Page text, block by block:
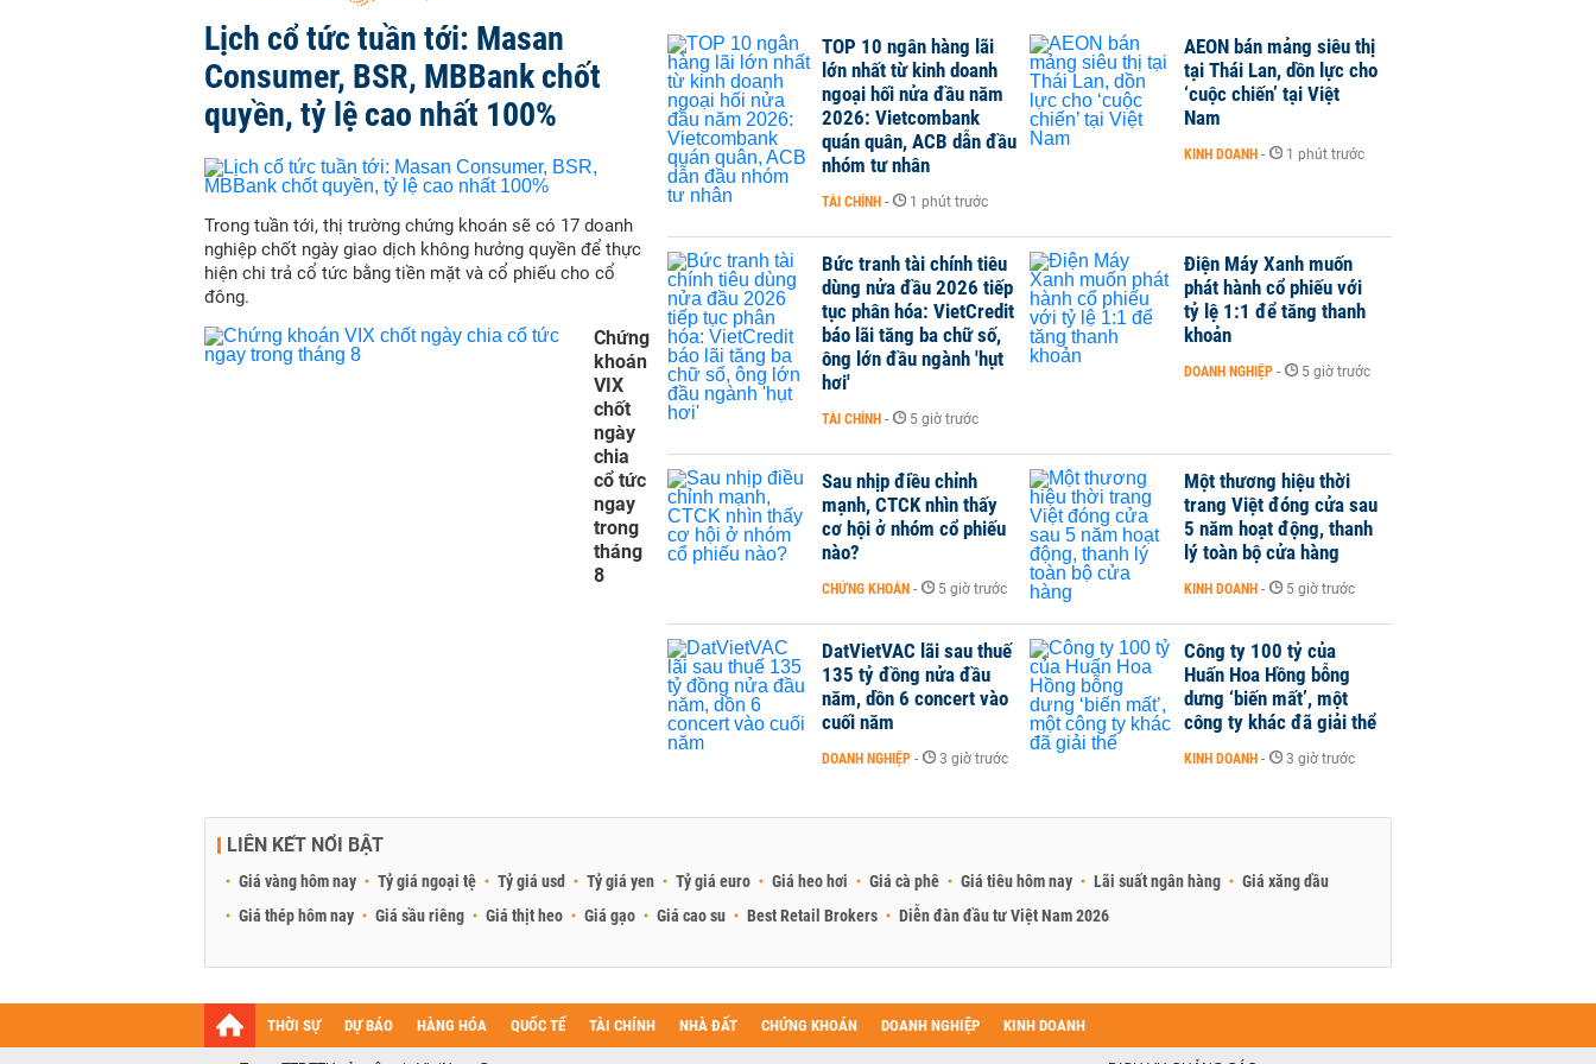
Lịch cổ tức tuần tới: Masan
Consumer, BSR, MBBank chốt
quyền, tỷ lệ cao nhất 100%
Trong tuần tới, thị trường chứng khoán sẽ có 17 doanh
nghiệp chốt ngày giao dịch không hưởng quyền để thực
hiện chi trả cổ tức bằng tiền mặt và cổ phiếu cho cổ
đông.
Chứng
khoán
VIX
chốt
ngày
chia
cổ tức
ngay
trong
tháng
8
TOP 10 ngân hàng lãi
lớn nhất từ kinh doanh
ngoại hối nửa đầu năm
2026: Vietcombank
quán quân, ACB dẫn đầu
nhóm tư nhân
TÀI CHÍNH - 1 phút trước
AEON bán mảng siêu thị
tại Thái Lan, dồn lực cho
‘cuộc chiến’ tại Việt
Nam
KINH DOANH - 1 phút trước
Bức tranh tài chính tiêu
dùng nửa đầu 2026 tiếp
tục phân hóa: VietCredit
báo lãi tăng ba chữ số,
ông lớn đầu ngành 'hụt
hơi'
TÀI CHÍNH - 5 giờ trước
Điện Máy Xanh muốn
phát hành cổ phiếu với
tỷ lệ 1:1 để tăng thanh
khoản
DOANH NGHIỆP - 5 giờ trước
Sau nhịp điều chỉnh
mạnh, CTCK nhìn thấy
cơ hội ở nhóm cổ phiếu
nào?
CHỨNG KHOÁN - 5 giờ trước
Một thương hiệu thời
trang Việt đóng cửa sau
5 năm hoạt động, thanh
lý toàn bộ cửa hàng
KINH DOANH - 5 giờ trước
DatVietVAC lãi sau thuế
135 tỷ đồng nửa đầu
năm, dồn 6 concert vào
cuối năm
DOANH NGHIỆP - 3 giờ trước
Công ty 100 tỷ của
Huấn Hoa Hồng bỗng
dưng ‘biến mất’, một
công ty khác đã giải thể
KINH DOANH - 3 giờ trước
LIÊN KẾT NỔI BẬT
Giá vàng hôm nay Tỷ giá ngoại tệ Tỷ giá usd Tỷ giá yen Tỷ giá euro Giá heo hơi Giá cà phê Giá tiêu hôm nay Lãi suất ngân hàng
Giá xăng dầu
Giá thép hôm nay
Giá sầu riêng Giá thịt heo Giá gạo Giá cao su Best Retail Brokers Diễn đàn đầu tư Việt Nam 2026
THỜI SỰ DỰ BÁO HÀNG HÓA QUỐC TẾ TÀI CHÍNH NHÀ ĐẤT CHỨNG KHOÁN DOANH NGHIỆP KINH DOANH